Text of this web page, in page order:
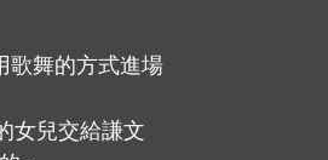
歌舞的方式進場
女兒交給謙文